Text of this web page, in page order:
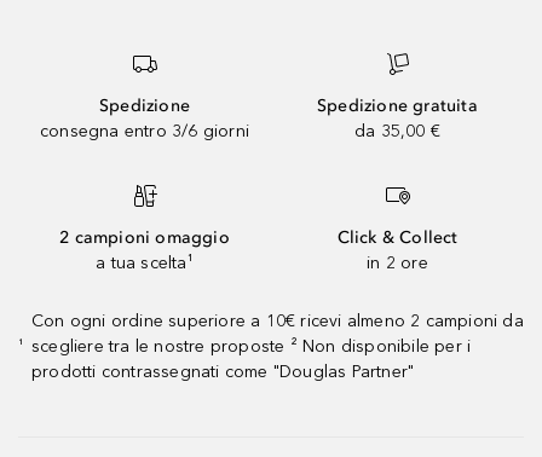
Spedizione
consegna entro 3/6 giorni
Spedizione gratuita
da 35,00 €
2 campioni omaggio
a tua scelta¹
Click & Collect
in 2 ore
¹
Con ogni ordine superiore a 10€ ricevi almeno 2 campioni da
scegliere tra le nostre proposte ² Non disponibile per i
prodotti contrassegnati come "Douglas Partner"